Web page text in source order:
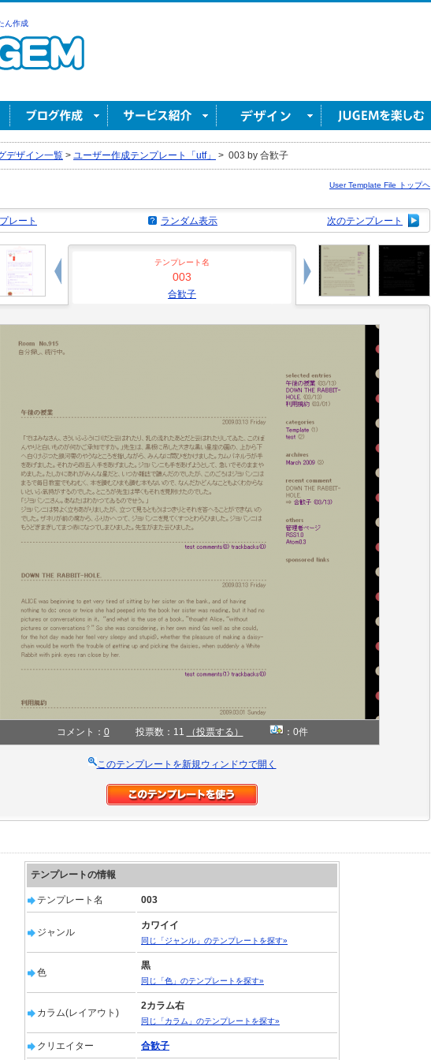
ん作成
デザイン一覧 > ユーザー作成テンプレート「utf」 > 003 by 合歓子
User Template File トップヘ
レート 次のテンプレート
ランダム表示
テンプレート名
003
合歓子
コメント： 0 投票数：11 （投票する） ：0件
このテンプレートを新規ウィンドウで開く
テンプレートの情報
テンプレート名 003
ジャンル
カワイイ
同じ「ジャンル」のテンプレートを探す»
色
黒
同じ「色」のテンプレートを探す»
カラム(レイアウト)
2カラム右
同じ「カラム」のテンプレートを探す»
クリエイター 合歓子